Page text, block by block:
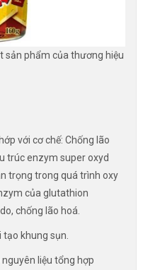
sản phẩm của thương hiệu
với cơ chế: Chống lão
trúc enzym super oxyd
trọng trong quá trình oxy
của glutathion
chống lão hoá.
tạo khung sụn.
liệu tổng hợp